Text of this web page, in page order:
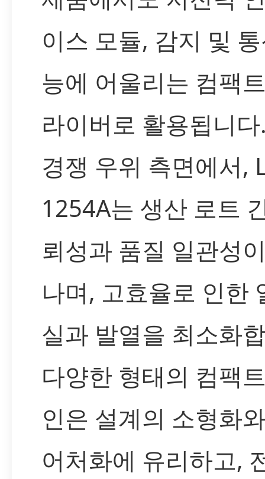
이스 모듈, 감지 및
능에 어울리는 컴팩
라이버로 활용됩니
경쟁 우위 측면에서,
1254A는 생산 로트
뢰성과 품질 일관성
나며, 고효율로 인한
실과 발열을 최소화
다양한 형태의 컴팩
인은 설계의 소형화
어처화에 유리하고,